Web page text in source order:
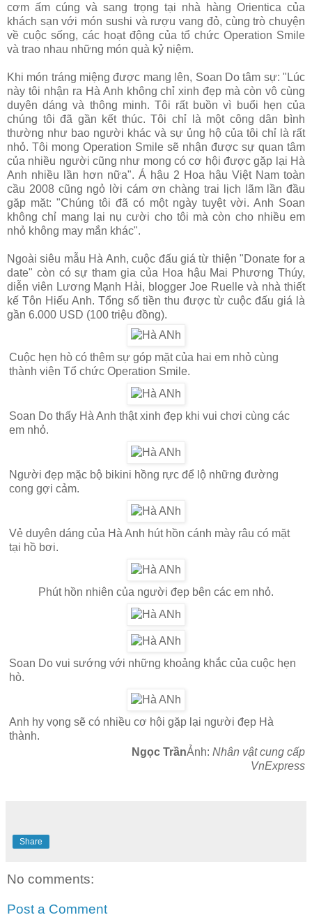
cơm ấm cúng và sang trọng tại nhà hàng Orientica của
khách sạn với món sushi và rượu vang đỏ, cùng trò chuyện
về cuộc sống, các hoạt động của tổ chức Operation Smile
và trao nhau những món quà kỷ niệm.
Khi món tráng miệng được mang lên, Soan Do tâm sự: "Lúc
này tôi nhận ra Hà Anh không chỉ xinh đẹp mà còn vô cùng
duyên dáng và thông minh. Tôi rất buồn vì buổi hẹn của
chúng tôi đã gần kết thúc. Tôi chỉ là một công dân bình
thường như bao người khác và sự ủng hộ của tôi chỉ là rất
nhỏ. Tôi mong Operation Smile sẽ nhận được sự quan tâm
của nhiều người cũng như mong có cơ hội được gặp lại Hà
Anh nhiều lần hơn nữa". Á hậu 2 Hoa hậu Việt Nam toàn
cầu 2008 cũng ngỏ lời cám ơn chàng trai lịch lãm lần đầu
gặp mặt: "Chúng tôi đã có một ngày tuyệt vời. Anh Soan
không chỉ mang lại nụ cười cho tôi mà còn cho nhiều em
nhỏ không may mắn khác".
Ngoài siêu mẫu Hà Anh, cuộc đấu giá từ thiện "Donate for a
date" còn có sự tham gia của Hoa hậu Mai Phương Thúy,
diễn viên Lương Mạnh Hải, blogger Joe Ruelle và nhà thiết
kế Tôn Hiếu Anh. Tổng số tiền thu được từ cuộc đấu giá là
gần 6.000 USD (100 triệu đồng).
Cuộc hẹn hò có thêm sự góp mặt của hai em nhỏ cùng
thành viên Tổ chức Operation Smile.
Soan Do thấy Hà Anh thật xinh đẹp khi vui chơi cùng các
em nhỏ.
Người đẹp mặc bộ bikini hồng rực để lộ những đường
cong gợi cảm.
Vẻ duyên dáng của Hà Anh hút hồn cánh mày râu có mặt
tại hồ bơi.
Phút hồn nhiên của người đẹp bên các em nhỏ.
Soan Do vui sướng với những khoảng khắc của cuộc hẹn
hò.
Anh hy vọng sẽ có nhiều cơ hội gặp lại người đẹp Hà
thành.
Ngọc TrầnẢnh: Nhân vật cung cấp
VnExpress
Share
No comments:
Post a Comment